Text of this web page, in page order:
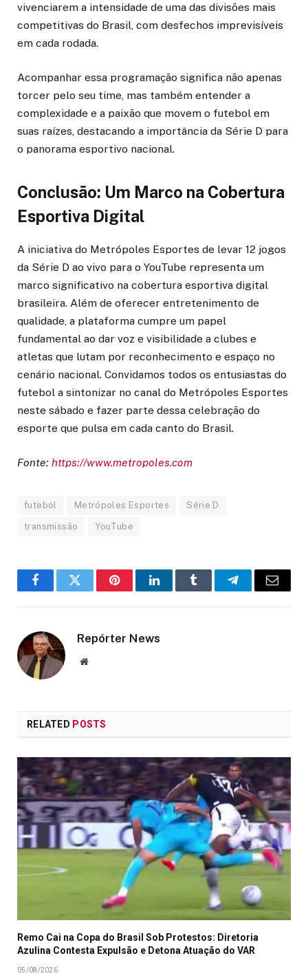
vivenciarem a intensidade de uma das divisões mais
competitivas do Brasil, com desfechos imprevisíveis
em cada rodada.
Acompanhar essa programação significa não apenas
torcer pelo seu time, mas também entender a
complexidade e a paixão que movem o futebol em
suas raízes, destacando a importância da Série D para
o panorama esportivo nacional.
Conclusão: Um Marco na Cobertura
Esportiva Digital
A iniciativa do Metrópoles Esportes de levar 12 jogos
da Série D ao vivo para o YouTube representa um
marco significativo na cobertura esportiva digital
brasileira. Além de oferecer entretenimento de
qualidade, a plataforma cumpre um papel
fundamental ao dar voz e visibilidade a clubes e
atletas que lutam por reconhecimento e espaço no
cenário nacional. Convidamos todos os entusiastas do
futebol a sintonizar no canal do Metrópoles Esportes
neste sábado e fazer parte dessa celebração do
esporte que pulsa em cada canto do Brasil.
Fonte: https://www.metropoles.com
futebol Metrópoles Esportes Série D
transmissão YouTube
FacebookTwitter PinterestLinkedInTumblr TelegramEmail
Repórter News
Website
RELATED POSTS
Remo Cai na Copa do Brasil Sob Protestos: Diretoria
Azulina Contesta Expulsão e Detona Atuação do VAR
05/08/2026